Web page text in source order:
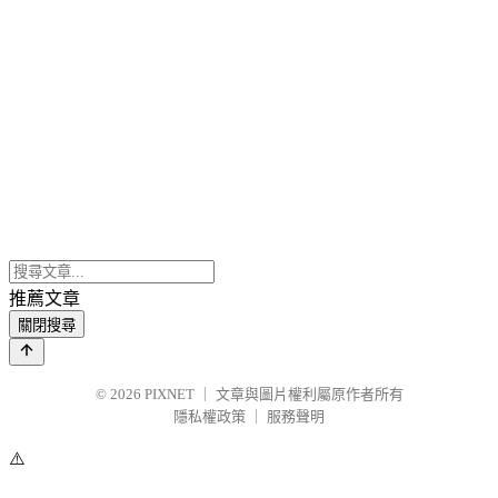
推薦文章
關閉搜尋
© 2026 PIXNET
文章與圖片權利屬原作者所有
隱私權政策
服務聲明
⚠️